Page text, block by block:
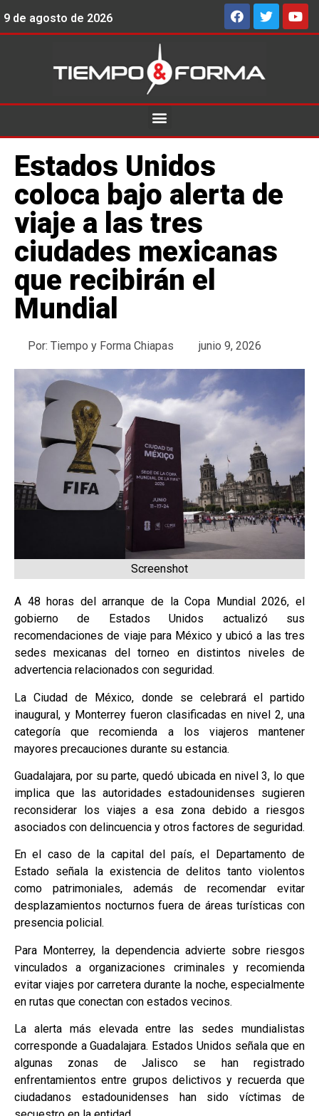
9 de agosto de 2026
Estados Unidos
coloca bajo alerta de
viaje a las tres
ciudades mexicanas
que recibirán el
Mundial
Por: Tiempo y Forma Chiapas junio 9, 2026
Screenshot
A 48 horas del arranque de la Copa Mundial 2026, el
gobierno de Estados Unidos actualizó sus
recomendaciones de viaje para México y ubicó a las tres
sedes mexicanas del torneo en distintos niveles de
advertencia relacionados con seguridad.
La Ciudad de México, donde se celebrará el partido
inaugural, y Monterrey fueron clasificadas en nivel 2, una
categoría que recomienda a los viajeros mantener
mayores precauciones durante su estancia.
Guadalajara, por su parte, quedó ubicada en nivel 3, lo que
implica que las autoridades estadounidenses sugieren
reconsiderar los viajes a esa zona debido a riesgos
asociados con delincuencia y otros factores de seguridad.
En el caso de la capital del país, el Departamento de
Estado señala la existencia de delitos tanto violentos
como patrimoniales, además de recomendar evitar
desplazamientos nocturnos fuera de áreas turísticas con
presencia policial.
Para Monterrey, la dependencia advierte sobre riesgos
vinculados a organizaciones criminales y recomienda
evitar viajes por carretera durante la noche, especialmente
en rutas que conectan con estados vecinos.
La alerta más elevada entre las sedes mundialistas
corresponde a Guadalajara. Estados Unidos señala que en
algunas zonas de Jalisco se han registrado
enfrentamientos entre grupos delictivos y recuerda que
ciudadanos estadounidenses han sido víctimas de